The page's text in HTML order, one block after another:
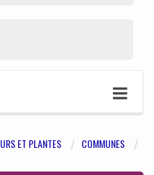
ET PLANTES
COMMUNES